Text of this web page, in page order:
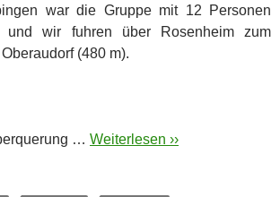
war die Gruppe mit 12 Personen
und wir fuhren über Rosenheim zum
(480 m).
… Weiterlesen ››